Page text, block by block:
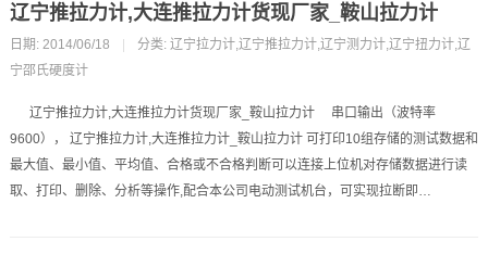
辽宁推拉力计,大连推拉力计货现厂家_鞍山拉力计
日期: 2014/06/18 | 分类: 辽宁拉力计,辽宁推拉力计,辽宁测力计,辽宁扭力计,辽
宁邵氏硬度计
辽宁推拉力计,大连推拉力计货现厂家_鞍山拉力计 串口输出（波特率
9600）， 辽宁推拉力计,大连推拉力计_鞍山拉力计 可打印10组存储的测试数据和
最大值、最小值、平均值、合格或不合格判断可以连接上位机对存储数据进行读
取、打印、删除、分析等操作,配合本公司电动测试机台，可实现拉断即…